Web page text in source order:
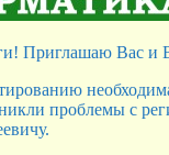
Приглашаю Вас и
проблемы с